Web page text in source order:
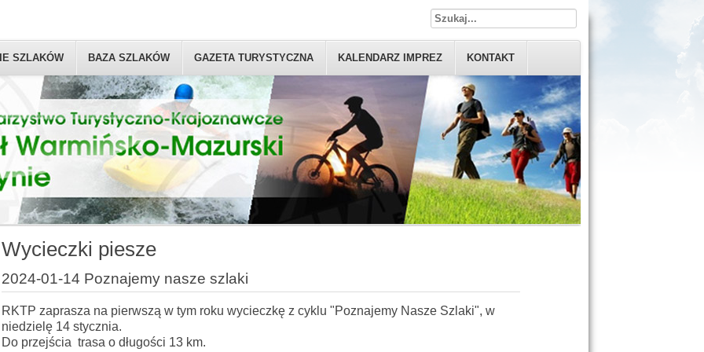
SZLAKÓW BAZA SZLAKÓW GAZETA TURYSTYCZNA KALENDARZ IMPREZ KONTAKT
Wycieczki piesze
2024-01-14 Poznajemy nasze szlaki
RKTP zaprasza na pierwszą w tym roku wycieczkę z cyklu "Poznajemy Nasze Szlaki", w
niedzielę 14 stycznia.
Do przejścia trasa o długości 13 km.